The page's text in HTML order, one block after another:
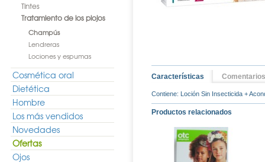
Tintes
Tratamiento de los piojos
Champús
Lendreras
Lociones y espumas
Cosmética oral
Dietética
Hombre
Los más vendidos
Novedades
Ofertas
Ojos
Características Comentarios
Contiene: Loción Sin Insecticida +
Productos relacionados